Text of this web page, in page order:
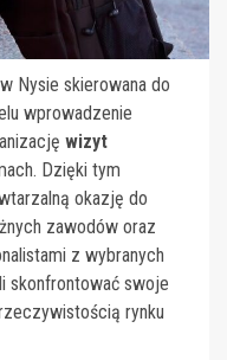
Nysie skierowana do
wprowadzenie
wizyt
Dzięki tym
okazję do
zawodów oraz
z wybranych
skonfrontować swoje
rynku